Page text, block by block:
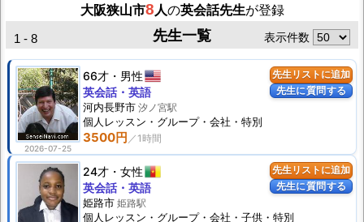
大阪狭山市8 人の英会話先生が登録
先生一覧
1 - 8 表示件数
先生リストに追加
先生に質問する
2026-07-25
66才 男性
3500円
英会話・英語
河内長野市 汐ノ宮駅
個人 レッスン ・グループ・会社・特別
先生リストに追加
先生に質問する
24才 女性
英会話・英語
姫路市 姫路駅
個人 レッスン ・グループ・会社・子供・特別